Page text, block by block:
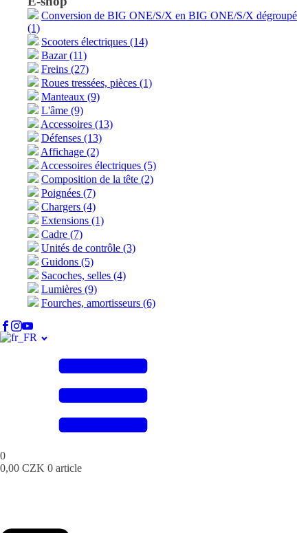
Conversion de BIG ONE/S/X en BIG ONE/S/X dégroupé
(1)
Scooters électriques (14)
Bazar (11)
Freins (27)
Roues tressées, pièces (1)
Manteaux (9)
L'âme (9)
Accessoires (13)
Défenses (13)
Affichage (2)
Accessoires électriques (5)
Composition de la tête (2)
Poignées (7)
Chargers (4)
Extensions (1)
Cadre (7)
Unités de contrôle (3)
Guidons (5)
Sacoches, selles (4)
Lumières (9)
Fourches, amortisseurs (6)
0
0,00 CZK 0 article